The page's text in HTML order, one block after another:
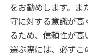
をお勧めします。ま
守に対する意識が
るため、信頼性が高
選ぶ際には、必ずこ